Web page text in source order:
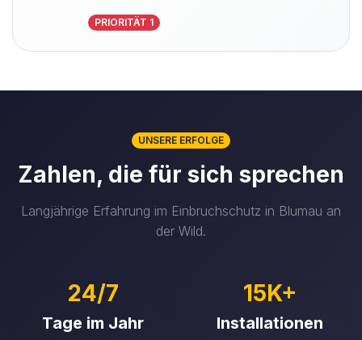
PRIORITÄT 1
UNSERE ERFOLGE
Zahlen, die für sich sprechen
Langjährige Erfahrung im Einbruchschutz in Blumau an
der Wild.
24/7
Tage im Jahr
15K+
Installationen